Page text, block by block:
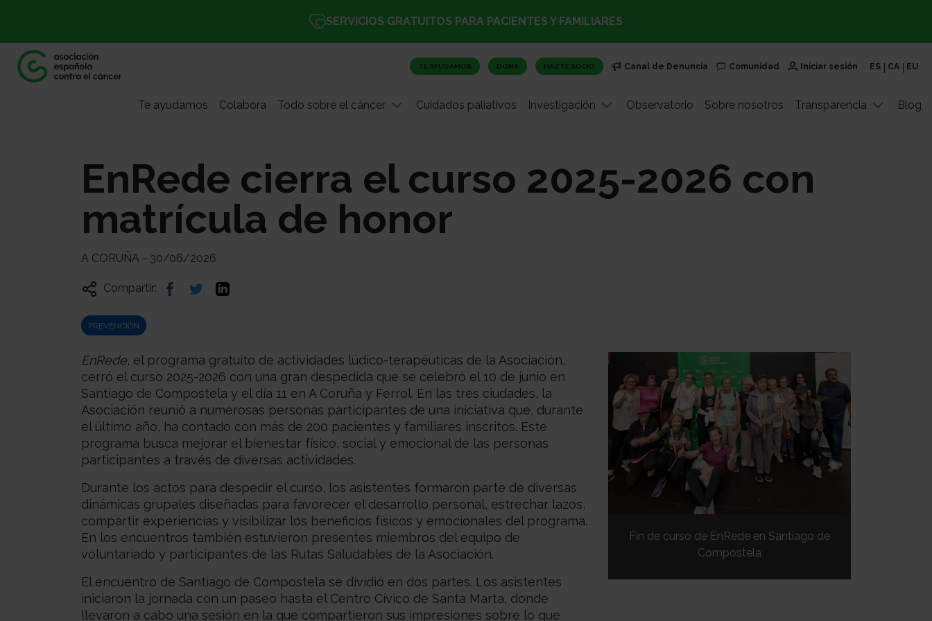
SERVICIOS GRATUITOS PARA PACIENTES Y FAMILIARES
TE AYUDAMOS DONA HAZTE SOCIO Canal de Denuncia Comunidad Iniciar sesión ES CA EU
Te ayudamos Colabora Todo sobre el cáncer Cuidados paliativos Investigación Observatorio Sobre nosotros Transparencia Blog
EnRede cierra el curso 2025-2026 con
matrícula de honor
A CORUÑA - 30/06/2026
Compartir:
PREVENCIÓN
EnRede, el programa gratuito de actividades lúdico-terapéuticas de la Asociación,
cerró el curso 2025-2026 con una gran despedida que se celebró el 10 de junio en
Santiago de Compostela y el día 11 en A Coruña y Ferrol. En las tres ciudades, la
Asociación reunió a numerosas personas participantes de una iniciativa que, durante
el último año, ha contado con más de 200 pacientes y familiares inscritos. Este
programa busca mejorar el bienestar físico, social y emocional de las personas
participantes a través de diversas actividades.
Durante los actos para despedir el curso, los asistentes formaron parte de diversas
dinámicas grupales diseñadas para favorecer el desarrollo personal, estrechar lazos,
compartir experiencias y visibilizar los beneficios físicos y emocionales del programa.
En los encuentros también estuvieron presentes miembros del equipo de
voluntariado y participantes de las Rutas Saludables de la Asociación.
El encuentro de Santiago de Compostela se dividió en dos partes. Los asistentes
iniciaron la jornada con un paseo hasta el Centro Cívico de Santa Marta, donde
llevaron a cabo una sesión en la que compartieron sus impresiones sobre lo que
Fin de curso de EnRede en Santiago de
Compostela
Previous Next